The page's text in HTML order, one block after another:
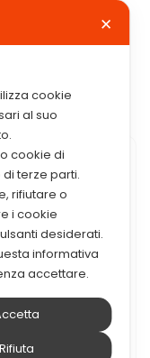
✕
cookie
al suo
cookie di
terze parti.
rifiutare o
i cookie
desiderati.
informativa
accettare.
Rifiuta